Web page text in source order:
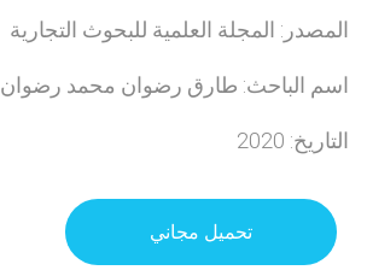
المصدر: المجلة العلمية للبحوث التجارية
اسم الباحث: طارق رضوان محمد رضوان
التاريخ: 2020
تحميل مجاني